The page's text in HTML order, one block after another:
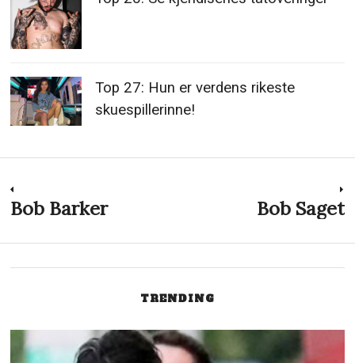
Top 27: Hun er verdens rikeste
skuespillerinne!
Innleggsnavigasjon
Previous
Bob Barker Bob Saget
TRENDING